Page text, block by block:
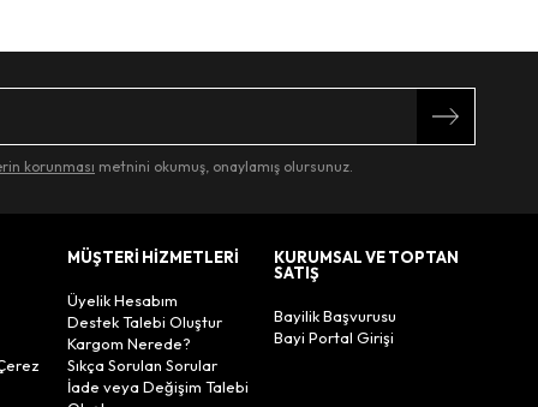
korunması metnini okumuş, onaylamış olursunuz.
MÜŞTERİ HİZMETLERİ
Üyelik Hesabım
Destek Talebi Oluştur
Kargom Nerede?
Sıkça Sorulan Sorular
İade veya Değişim Talebi
KURUMSAL VE TOPTAN
SATIŞ
Bayilik Başvurusu
Bayi Portal Girişi